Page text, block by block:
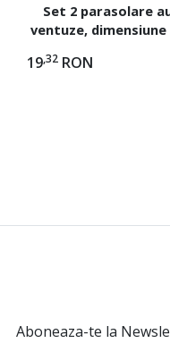
Set 2 parasolare
ventuze, dimensiune
19,32 RON
Aboneaza-te la